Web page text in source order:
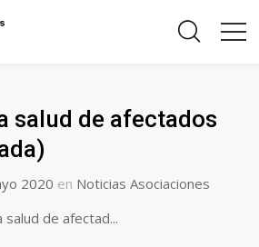
salud de afectados
2020 en Noticias Asociaciones
salud de afectad...